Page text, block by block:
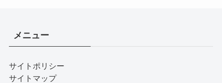
メニュー
サイトポリシー
サイトマップ